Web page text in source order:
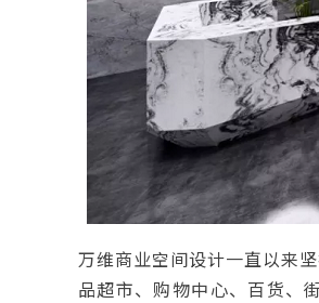
万维商业空间设计一直以来
品超市、购物中心、百货、